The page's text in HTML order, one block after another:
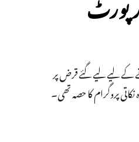
کے لیے لیے گئے قرض پر